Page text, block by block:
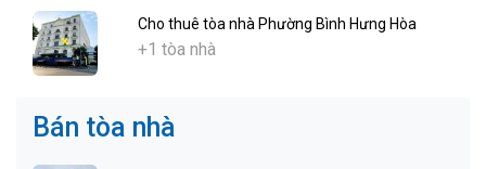
Cho thuê tòa nhà Phường Bình Hưng Hòa
+1 tòa nhà
Bán tòa nhà